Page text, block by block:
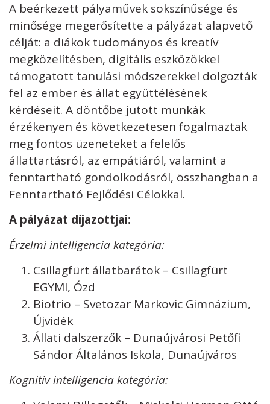
A beérkezett pályaművek sokszínűsége és
minősége megerősítette a pályázat alapvető
célját: a diákok tudományos és kreatív
megközelítésben, digitális eszközökkel
támogatott tanulási módszerekkel dolgozták
fel az ember és állat együttélésének
kérdéseit. A döntőbe jutott munkák
érzékenyen és következetesen fogalmaztak
meg fontos üzeneteket a felelős
állattartásról, az empátiáról, valamint a
fenntartható gondolkodásról, összhangban a
Fenntartható Fejlődési Célokkal.
A pályázat díjazottjai:
Érzelmi intelligencia kategória:
Csillagfürt állatbarátok – Csillagfürt
EGYMI, Ózd
Biotrio – Svetozar Markovic Gimnázium,
Újvidék
Állati dalszerzők – Dunaújvárosi Petőfi
Sándor Általános Iskola, Dunaújváros
Kognitív intelligencia kategória: